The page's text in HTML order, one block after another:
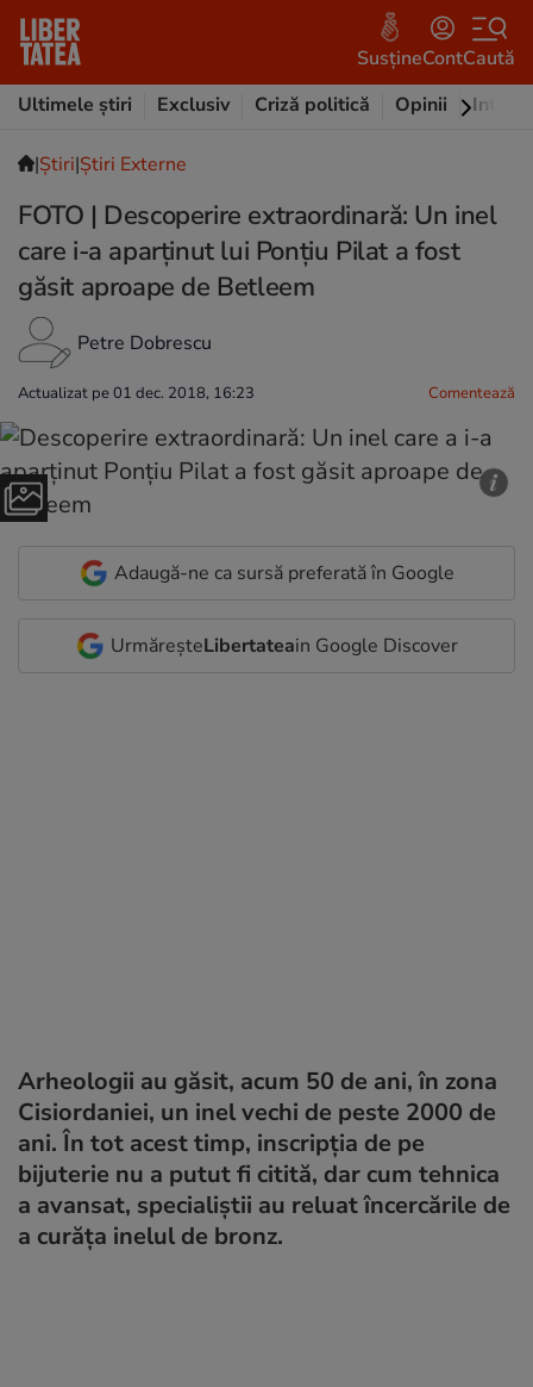
SusțineContCaută
Ultimele știri
Exclusiv Criză politică Opinii
|Ştiri|Știri Externe
FOTO | Descoperire extraordinară: Un inel
care i-a aparținut lui Ponţiu Pilat a fost
găsit aproape de Betleem
Petre Dobrescu
Actualizat pe 01 dec. 2018, 16:23 Comentează
Adaugă-ne ca sursă preferată în Google
UrmăreșteLibertateain Google Discover
Arheologii au găsit, acum 50 de ani, în zona
Cisiordaniei, un inel vechi de peste 2000 de
ani. În tot acest timp, inscripția de pe
bijuterie nu a putut fi citită, dar cum tehnica
a avansat, specialiștii au reluat încercările de
a curăța inelul de bronz.